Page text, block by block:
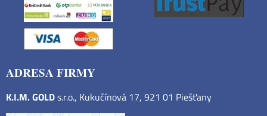
ADRESA FIRMY
K.I.M. GOLDs.r.o., Kukučínová 17, 921 01 Piešťany